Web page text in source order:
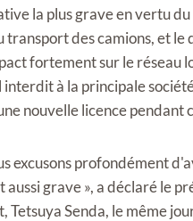
la plus grave en vertu
transport des camions, et le
fortement sur le réseau
interdit à la principale
nouvelle licence pendant
excusons profondément
aussi grave », a déclaré le
Tetsuya Senda, le même